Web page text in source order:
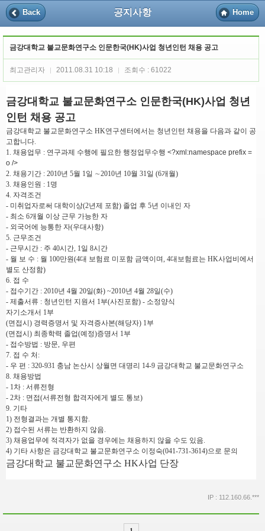
Back 공지사항 Home
금강대학교 불교문화연구소 인문한국(HK)사업 청년인턴 채용 공고
최고관리자 2011.08.31 10:18 조회수 : 61022
금강대학교 불교문화연구소 인문한국(HK)사업 청년
인턴 채용 공고
금강대학교 불교문화연구소 HK연구센터에서는 청년인턴 채용을 다음과 같이 공
고합니다.
1. 채용업무 : 연구과제 수행에 필요한 행정업무수행 <?xml:namespace prefix =
o />
2. 채용기간 : 2010년 5월 1일 ∼2010년 10월 31일 (6개월)
3. 채용인원 : 1명
4. 자격조건
- 미취업자로써 대학이상(2년제 포함) 졸업 후 5년 이내인 자
- 최소 6개월 이상 근무 가능한 자
- 외국어에 능통한 자(우대사항)
5. 근무조건
- 근무시간 : 주 40시간, 1일 8시간
- 월 보 수 : 월 100만원(4대 보험료 미포함 금액이며, 4대보험료는 HK사업비에서
별도 산정함)
6. 접 수
- 접수기간 : 2010년 4월 20일(화) ~2010년 4월 28일(수)
- 제출서류 : 청년인턴 지원서 1부(사진포함) - 소정양식
자기소개서 1부
(면접시) 경력증명서 및 자격증사본(해당자) 1부
(면접시) 최종학력 졸업(예정)증명서 1부
- 접수방법 : 방문, 우편
7. 접 수 처:
- 우 편 : 320-931 충남 논산시 상월면 대명리 14-9 금강대학교 불교문화연구소
8. 채용방법
- 1차 : 서류전형
- 2차 : 면접(서류전형 합격자에게 별도 통보)
9. 기타
1) 전형결과는 개별 통지함.
2) 접수된 서류는 반환하지 않음.
3) 채용업무에 적격자가 없을 경우에는 채용하지 않을 수도 있음.
4) 기타 사항은 금강대학교 불교문화연구소 이정숙(041-731-3614)으로 문의
금강대학교 불교문화연구소 HK사업 단장
IP : 112.160.66.***